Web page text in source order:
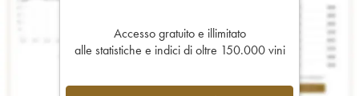
Accesso gratuito e illimitato
alle statistiche e indici di oltre 150.000 vini